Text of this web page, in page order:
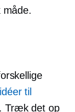
måde.
idéer til
. Træk det op